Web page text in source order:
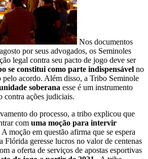
Nos documentos
por seus advogados, os Seminoles
legal contra seu pacto de jogo deve ser
se constitui como parte indispensável no
pelo acordo. Além disso, a Tribo Seminole
soberana esse é um instrumento
contra ações judiciais.
do processo, a tribo explicou que
com uma moção para intervir
A moção em questão afirma que se espera
Flórida geresse lucros no valor de centenas
a oferta de serviços de apostas esportivas